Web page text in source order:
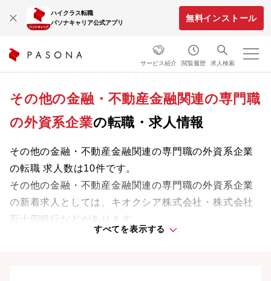
ハイクラス転職
パソナキャリア公式アプリ
無料インストール
サービス紹介 閲覧履歴 求人検索
その他の金融・不動産金融関連の専門職
の外資系企業の転職・求人情報
その他の金融・不動産金融関連の専門職の外資系企業
の転職 求人数は10件です。
その他の金融・不動産金融関連の専門職の外資系企業
の新着求人としては、キオクシア株式会社・株式会社
百十四銀行などがあります。
専門知識やスキルを最大限に発揮しながら、あなたの
すべてを表示する